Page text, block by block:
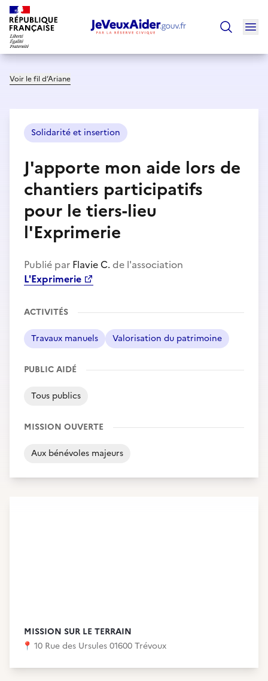
Voir le fil d’Ariane
Solidarité et insertion
J'apporte mon aide lors de
chantiers participatifs
pour le tiers-lieu
l'Exprimerie
Publié par Flavie C. de l'association
L'Exprimerie
ACTIVITÉS
Travaux manuels Valorisation du patrimoine
PUBLIC AIDÉ
Tous publics
MISSION OUVERTE
Aux bénévoles majeurs
MISSION SUR LE TERRAIN
📍 10 Rue des Ursules 01600 Trévoux